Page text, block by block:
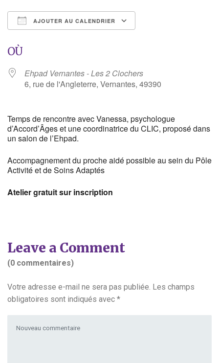
AJOUTER AU CALENDRIER
OÙ
Ehpad Vernantes - Les 2 Clochers
6, rue de l'Angleterre, Vernantes, 49390
Temps de rencontre avec Vanessa, psychologue
d’Accord’Âges et une coordinatrice du CLIC, proposé dans
un salon de l’Ehpad.
Accompagnement du proche aidé possible au sein du Pôle
Activité et de Soins Adaptés
Atelier gratuit sur inscription
Leave a Comment
(0 commentaires)
Votre adresse e-mail ne sera pas publiée. Les champs
obligatoires sont indiqués avec *